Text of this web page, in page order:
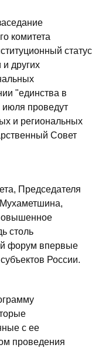
комитета
статус
других
"единства в
июля проведут
и региональных
Совет
Председателя
столь
форум впервые
России.
с ее
проведения